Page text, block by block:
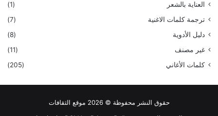
العناية بالشعر
(1)
ترجمة كلمات الاغنية
(7)
دليل الأدوية
(8)
غير مصنف
(11)
كلمات الأغاني
(205)
حقوق النشر محفوظة © 2026 موقع الثقافات